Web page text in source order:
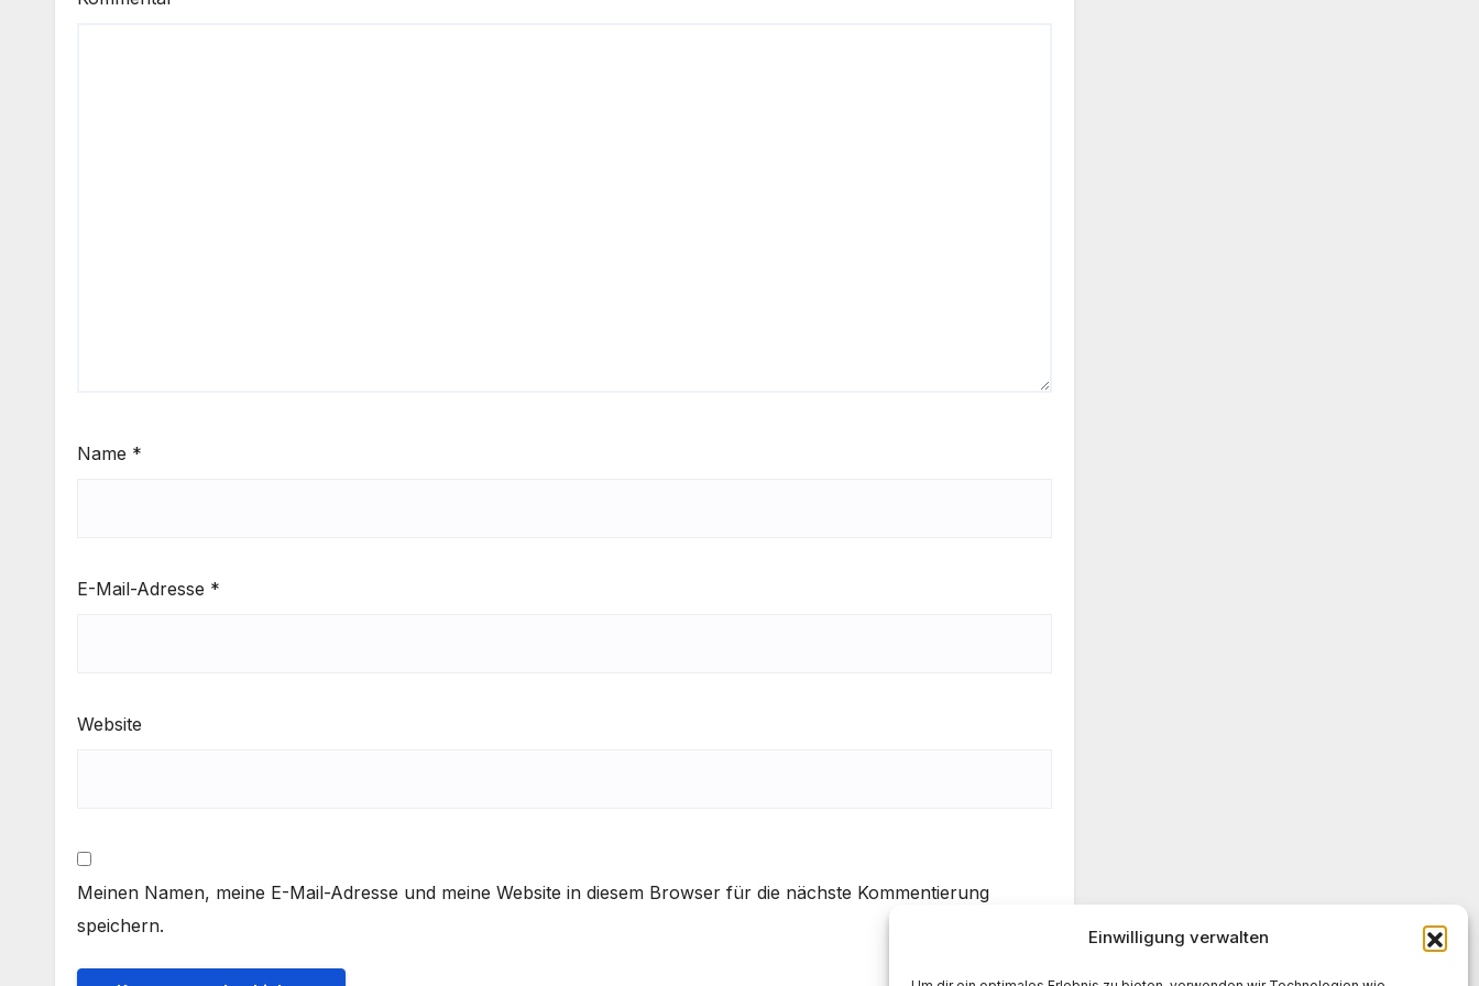
Einwilligung verwalten
Name *
E-Mail-Adresse *
Website
Meinen Namen, meine E-Mail-Adresse und meine Website in diesem Browser für die nächste Kommentierung
speichern.